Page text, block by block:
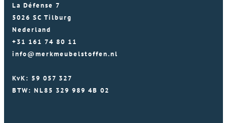
La Défense 7
5026 SC Tilburg
Nederland
+31 161 74 80 11
info@merkmeubelstoffen.nl
KvK: 59 057 327
BTW: NL85 329 989 4B 02